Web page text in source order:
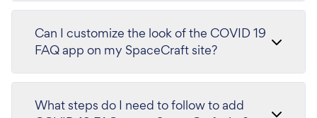
Can I customize the look of the COVID 19
FAQ app on my SpaceCraft site?
What steps do I need to follow to add